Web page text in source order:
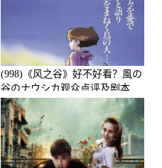
(998)《风之谷》好不好看？風の
谷のナウシカ观众点评及剧本